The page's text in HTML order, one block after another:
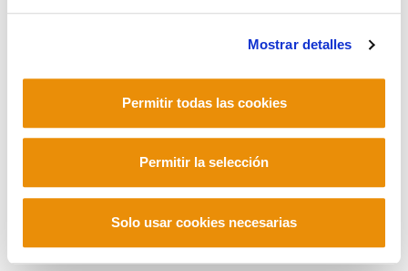
Mostrar detalles
Permitir todas las cookies
Permitir la selección
Solo usar cookies necesarias